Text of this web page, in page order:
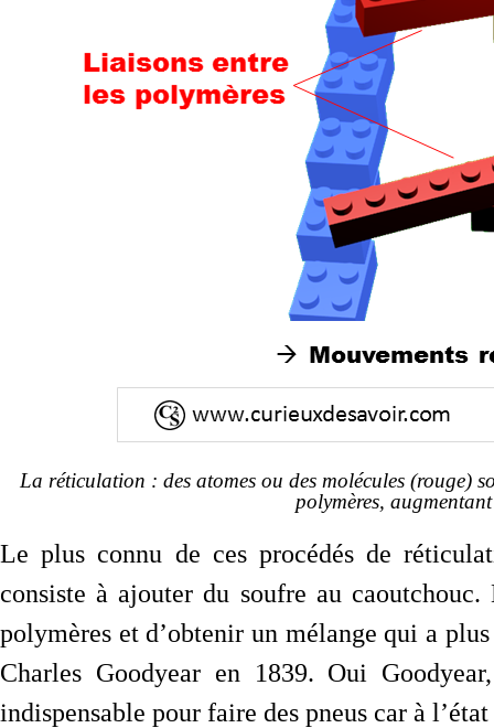
La réticulation : des atomes ou des molécules (rouge)
polymères,
Le plus connu de ces procédés de
consiste à ajouter du soufre au
polymères et d’obtenir un mélange qui a
Charles Goodyear en 1839. Oui
indispensable pour faire des pneus car à